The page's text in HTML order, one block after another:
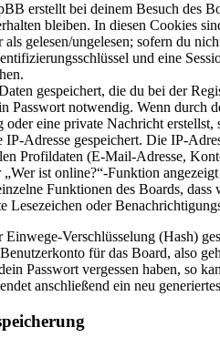
erstellt bei deinem Besuch des
bleiben. In diesen Cookies
gelesen/ungelesen; sofern du
und eine
gespeichert, die du bei der
Passwort notwendig. Wenn durch
oder eine private Nachricht
IP-Adresse gespeichert. Die IP-
Profildaten (E-Mail-Adresse,
ist online?“-Funktion
Funktionen des Boards,
Lesezeichen oder
Verschlüsselung (Hash)
für das Board, also
Passwort vergessen haben, so
anschließend ein neu